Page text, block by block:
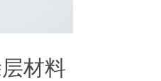
材料